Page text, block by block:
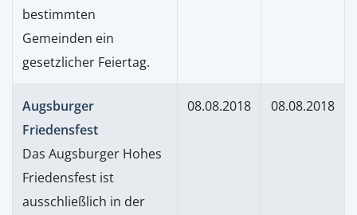
bestimmten
Gemeinden ein
gesetzlicher Feiertag.
Augsburger
Friedensfest
Das Augsburger Hohes
Friedensfest ist
ausschließlich in der
08.08.2018 08.08.2018